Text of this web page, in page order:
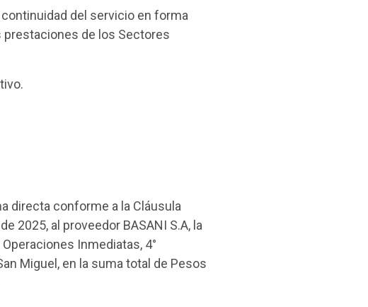
del servicio en forma
prestaciones de los Sectores
directa conforme a la Cláusula
2025, al proveedor BASANI S.A, la
Inmediatas, 4°
Miguel, en la suma total de Pesos